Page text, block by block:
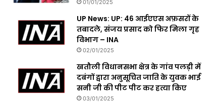
01/01/2025
UP News: UP: 46 आईएएस अफ़सरों के
तबादले, संजय प्रसाद को फिर मिला गृह
विभाग – INA
02/01/2025
खतौली विधानसभा क्षेत्र के गांव पलड़ी में
दबंगों द्वारा अनुसूचित जाति के युवक भाई
सनी जी की पीट पीट कर हत्या किए
03/01/2025